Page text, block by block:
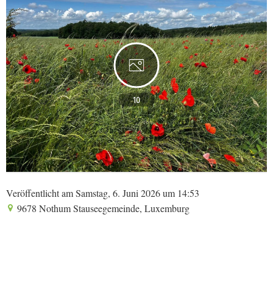
10
Veröffentlicht am Samstag, 6. Juni 2026 um 14:53
9678 Nothum Stauseegemeinde, Luxemburg